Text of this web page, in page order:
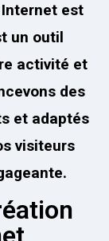
est
un outil
activité et
des
et adaptés
visiteurs